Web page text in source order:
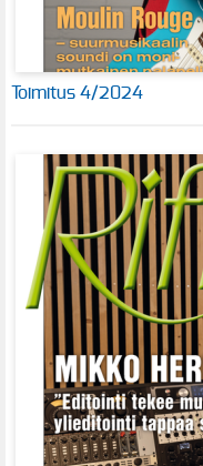
Toimitus 4/2024